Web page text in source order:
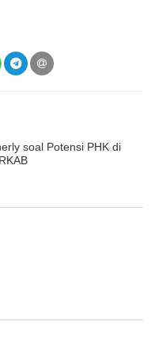
soal Potensi PHK di